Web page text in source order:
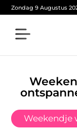
Zondag 9 Augustus
Weekendje